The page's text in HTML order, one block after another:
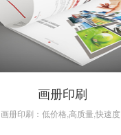
画册印刷
画册印刷：低价格,高质量,快速度